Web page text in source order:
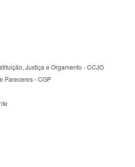
Justiça e Orgamento - CCJO
Pareceres - CGP